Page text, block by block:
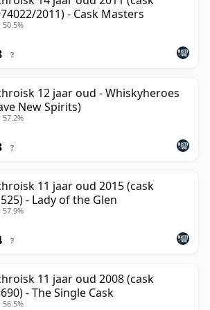
2011) - Cask Masters
50.5%
?
12 jaar oud - Whiskyheroes
New Spirits)
57.2%
?
11 jaar oud 2015 (cask
- Lady of the Glen
57.9%
?
11 jaar oud 2008 (cask
- The Single Cask
56.5%